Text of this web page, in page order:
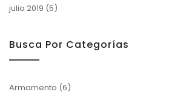
julio 2019 (5)
Busca Por Categorías
Armamento (6)